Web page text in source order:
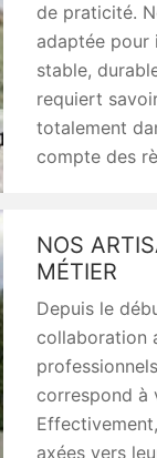
de praticité.
adaptée pour
stable,
requiert
totalement
compte des
NOS
MÉTIER
Depuis le
collaboration
correspond à
axées vers